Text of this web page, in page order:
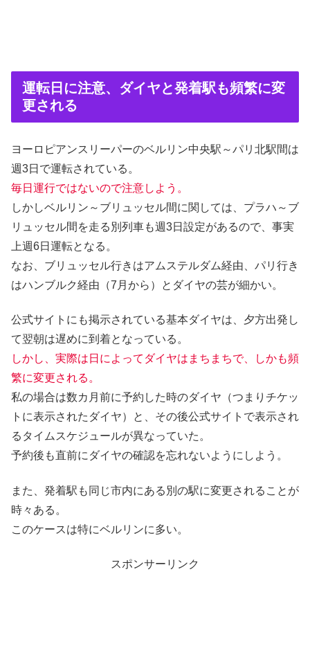
運転日に注意、ダイヤと発着駅も頻繁に変
更される
ヨーロピアンスリーパーのベルリン中央駅～パリ北駅間は
週3日で運転されている。
毎日運行ではないので注意しよう。
しかしベルリン～ブリュッセル間に関しては、プラハ～ブ
リュッセル間を走る別列車も週3日設定があるので、事実
上週6日運転となる。
なお、ブリュッセル行きはアムステルダム経由、パリ行き
はハンブルク経由（7月から）とダイヤの芸が細かい。
公式サイトにも掲示されている基本ダイヤは、夕方出発し
て翌朝は遅めに到着となっている。
しかし、実際は日によってダイヤはまちまちで、しかも頻
繁に変更される。
私の場合は数カ月前に予約した時のダイヤ（つまりチケッ
トに表示されたダイヤ）と、その後公式サイトで表示され
るタイムスケジュールが異なっていた。
予約後も直前にダイヤの確認を忘れないようにしよう。
また、発着駅も同じ市内にある別の駅に変更されることが
時々ある。
このケースは特にベルリンに多い。
スポンサーリンク